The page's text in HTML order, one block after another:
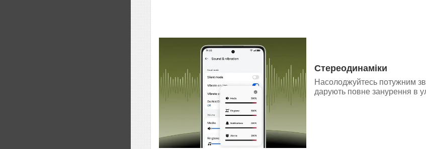
Стереодинаміки
Насолоджуйтесь потужним
дарують повне занурення в